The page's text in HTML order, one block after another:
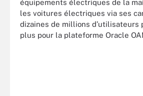
équipements électriques de la
les voitures électriques via ses
dizaines de millions d’utilisateurs
plus pour la plateforme Oracle